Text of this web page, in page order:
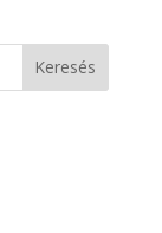
Keresés